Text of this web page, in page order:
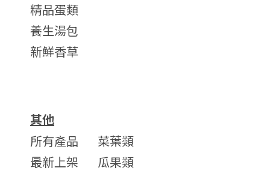
精品蛋類
養生湯包
新鮮香草
其他
所有產品
菜葉類
最新上架
瓜果類